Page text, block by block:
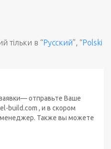
тільки в “Русский”, “Polski
отправьте Ваше
build.com , и в скором
Также вы можете